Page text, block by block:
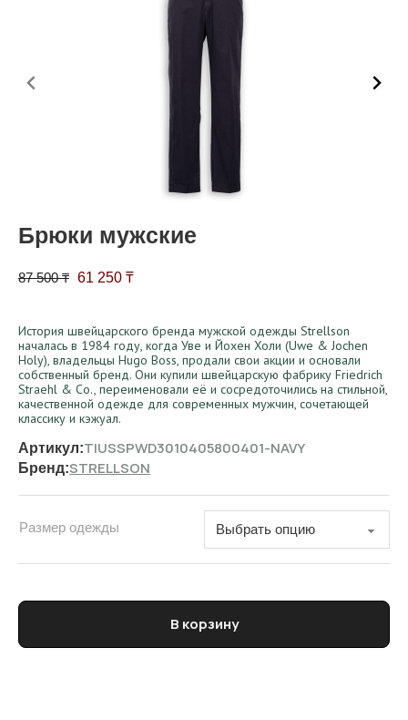
Брюки мужские
87 500₸ Первоначальная цена составляла 87 500 ₸.
61 250 ₸Текущая цена: 61 250 ₸.
История швейцарского бренда мужской одежды Strellson
началась в 1984 году, когда Уве и Йохен Холи (Uwe & Jochen
Holy), владельцы Hugo Boss, продали свои акции и основали
собственный бренд. Они купили швейцарскую фабрику Friedrich
Straehl & Co., переименовали её и сосредоточились на стильной,
качественной одежде для современных мужчин, сочетающей
классику и кэжуал.
Артикул:TIUSSPWD3010405800401-NAVY
Бренд:STRELLSON
Размер одежды
Количество товара Брюки мужские
В корзину